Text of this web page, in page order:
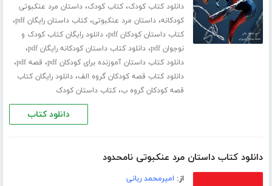
دانلود کتاب کودک،کتاب کودک،داستان مرد عنکبوتی
کودکانه،داستان مرد عنکبوتی،کتاب داستان رایگان pdf ،
کتاب داستان کودکان pdf ،دانلود رایگان کتاب کودک و
نوجوان pdf
،دانلود کتاب داستان کودکانه رایگان pdf ،
دانلود کتاب داستان آموزنده برای کودکان pdf ، قصه pdf ،
دانلود کتاب قصه کودکان گروه الف،دانلود رایگان کتاب
قصه کودکان گروه ب،کتاب داستان کودک
دانلود کتاب
دانلود کتاب داستان مرد عنکبوتی نامحدود
از: امیرمحمد ربانی